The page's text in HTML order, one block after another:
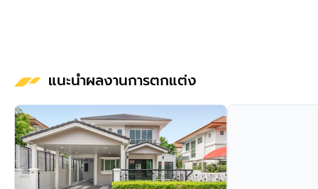
แนะนำผลงานการตกแต่ง